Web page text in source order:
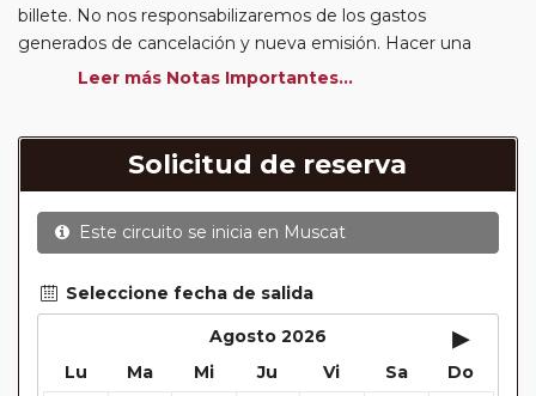
billete. No nos responsabilizaremos de los gastos
generados de cancelación y nueva emisión. Hacer una
reserva nueva puede implicar la posibilidad de no conseguir
nombre que no coincida con el que aparece en el
pasaporte pueda ser motivo para denegar el embarque a
un viajero.
Circuitos con Avión / Tren incluidos:
persona. En caso de llevar sobrepeso, deberá abonar
directamente el exceso de equipaje a la compañía aérea en
el momento de facturar. Recuerde que en estos circuitos
no dispondrá de servicio de maleteros en los hoteles a la
Leer más Notas Importantes...
Solicitud de reserva
Este circuito se inicia en Muscat
Seleccione fecha de salida
Agosto 2026
▸
Lu Ma Mi Ju Vi Sa Do